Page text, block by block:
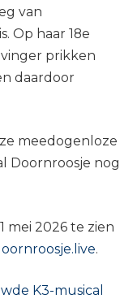
van
Op haar 18e
prikken
daardoor
meedogenloze
Doornroosje nog
mei 2026 te zien
.
K3-musical